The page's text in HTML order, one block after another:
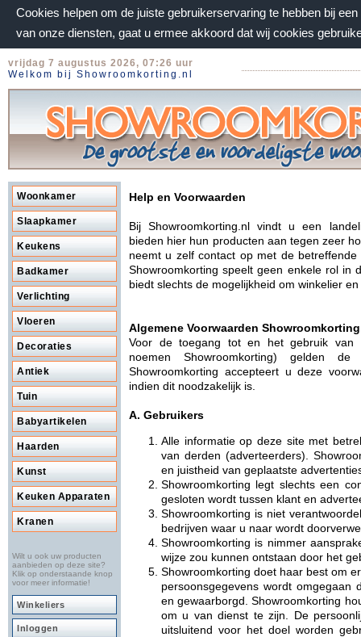
Cookies helpen om de juiste gebruikerservaring te hebben bij
van onze diensten, gaat u ermee akkoord dat wij cookies
vrijdag 7 augustus 2026, 07:26 uur
Welkom bij Showroomkorting.nl
Woonkamer
Slaapkamer
Keukens
Badkamer
Verlichting
Vloeren
Decoraties
Antiek
Tuin
Babyartikelen
Haarden
Kunst
Keuken Apparaten
Kranen
Wilt u ook uw producten
aanbieden op deze site?
Klik op onderstaande knop
voor meer informatie!
Winkeliers
Inloggen
Help en Voorwaarden
Bij Showroomkorting.nl vindt u een
bieden hier hun producten aan tegen zeer
neemt u zelf contact op met de
Showroomkorting speelt geen enkele rol in
biedt slechts de mogelijkheid om winkelier
Algemene Voorwaarden
Voor de toegang tot en het gebruik
noemen Showroomkorting) gelden
Showroomkorting accepteert u deze
indien dit noodzakelijk is.
A. Gebruikers
Alle informatie op deze site met
van derden (adverteerders).
en juistheid van geplaatste
Showroomkorting legt slechts een
gesloten wordt tussen klant en
Showroomkorting is niet
bedrijven waar u naar wordt
Showroomkorting is nimmer
wijze zou kunnen ontstaan door het
Showroomkorting doet haar best om
persoonsgegevens wordt omgegaan
en gewaarborgd. Showroomkorting
om u van dienst te zijn. De
uitsluitend voor het doel worden